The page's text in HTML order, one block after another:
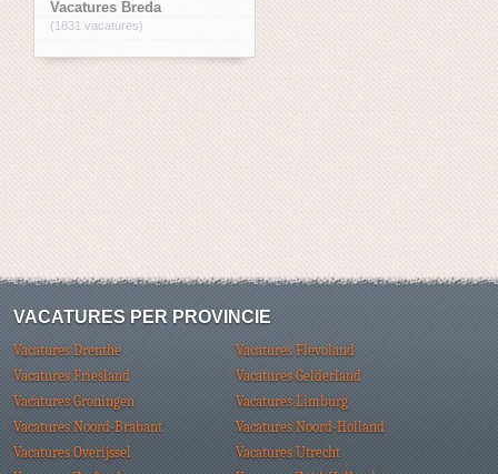
Vacatures Breda
(1831 vacatures)
VACATURES PER PROVINCIE
Vacatures Drenthe
Vacatures Flevoland
Vacatures Friesland
Vacatures Gelderland
Vacatures Groningen
Vacatures Limburg
Vacatures Noord-Brabant
Vacatures Noord-Holland
Vacatures Overijssel
Vacatures Utrecht